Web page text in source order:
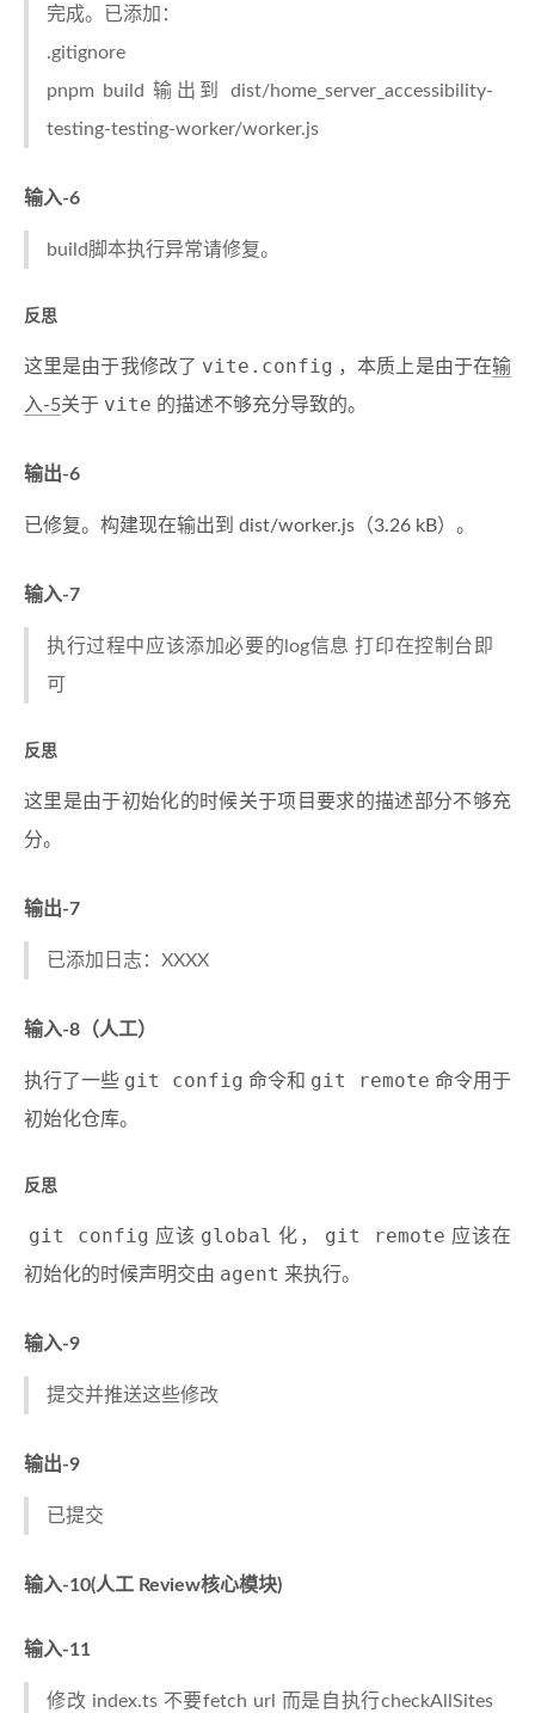
完成。已添加：
.gitignore
pnpm build 输出到 dist/home_server_accessibility-
testing-testing-worker/worker.js
输入-6
build脚本执行异常请修复。
反思
这里是由于我修改了 vite.config ，本质上是由于在输
入-5关于 vite 的描述不够充分导致的。
输出-6
已修复。构建现在输出到 dist/worker.js（3.26 kB）。
输入-7
执行过程中应该添加必要的log信息 打印在控制台即
可
反思
这里是由于初始化的时候关于项目要求的描述部分不够充
分。
输出-7
已添加日志：XXXX
输入-8（人工）
执行了一些 git config 命令和 git remote 命令用于
初始化仓库。
反思
git config 应该 global 化， git remote 应该在
初始化的时候声明交由 agent 来执行。
输入-9
提交并推送这些修改
输出-9
已提交
输入-10(人工 Review核心模块)
输入-11
修改 index.ts 不要fetch url 而是自执行checkAllSites